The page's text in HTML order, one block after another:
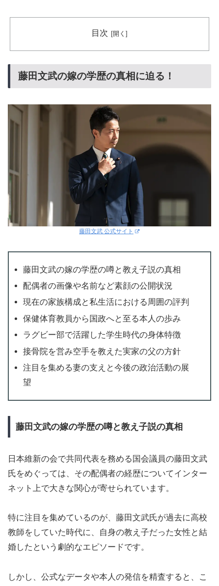
目次
藤田文武の嫁の学歴の真相に迫る！
藤田文武 公式サイト
藤田文武の嫁の学歴の噂と教え子説の真相
配偶者の画像や名前など素顔の公開状況
現在の家族構成と私生活における周囲の評判
保健体育教員から国政へと至る本人の歩み
ラグビー部で活躍した学生時代の身体特徴
接骨院を営み空手を教えた実家の父の方針
注目を集める妻の支えと今後の政治活動の展
望
藤田文武の嫁の学歴の噂と教え子説の真相
日本維新の会で共同代表を務める国会議員の藤田文武
氏をめぐっては、その配偶者の経歴についてインター
ネット上で大きな関心が寄せられています。
特に注目を集めているのが、藤田文武氏が過去に高校
教師をしていた時代に、自身の教え子だった女性と結
婚したという劇的なエピソードです。
しかし、公式なデータや本人の発信を精査すると、こ